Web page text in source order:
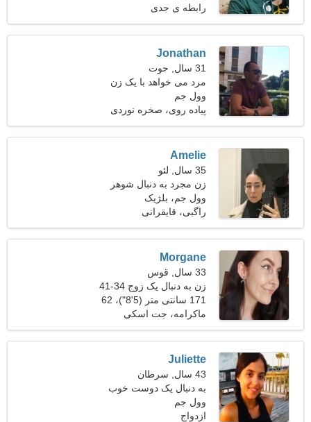
رابطه ی جدی
Jonathan
31 سال, حوت
مرد می خواهد با یک زن
ملاقات کند 26-30
وول جم
پیاده روی، صخره نوردی
Amelie
35 سال, لئو
زن مجرد به دنبال شوهر
وول جم، بلژیک
راگبی، قایقرانی
Morgane
33 سال, قوس
زن به دنبال یک زوج 34-41
171 سانتی متر (5'8")، 62
کیلوگرم (136 پوند)
ماکرامه، جت اسکی
Juliette
43 سال, سرطان
به دنبال یک دوست خوب
برای یک سفر مشترک هستم
وول جم
ازدواج